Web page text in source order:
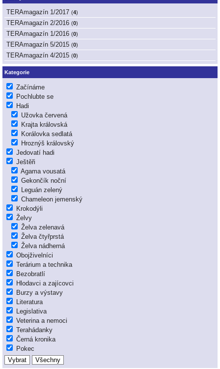
TERAmagazín 1/2017 (4)
TERAmagazín 2/2016 (0)
TERAmagazín 1/2016 (0)
TERAmagazín 5/2015 (0)
TERAmagazín 4/2015 (0)
Kategorie
Začínáme
Pochlubte se
Hadi
Užovka červená
Krajta královská
Korálovka sedlatá
Hroznýš královský
Jedovatí hadi
Ještěři
Agama vousatá
Gekončík noční
Leguán zelený
Chameleon jemenský
Krokodýli
Želvy
Želva zelenavá
Želva čtyřprstá
Želva nádherná
Obojživelníci
Terárium a technika
Bezobratlí
Hlodavci a zajícovci
Burzy a výstavy
Literatura
Legislativa
Veterina a nemoci
Terahádanky
Černá kronika
Pokec